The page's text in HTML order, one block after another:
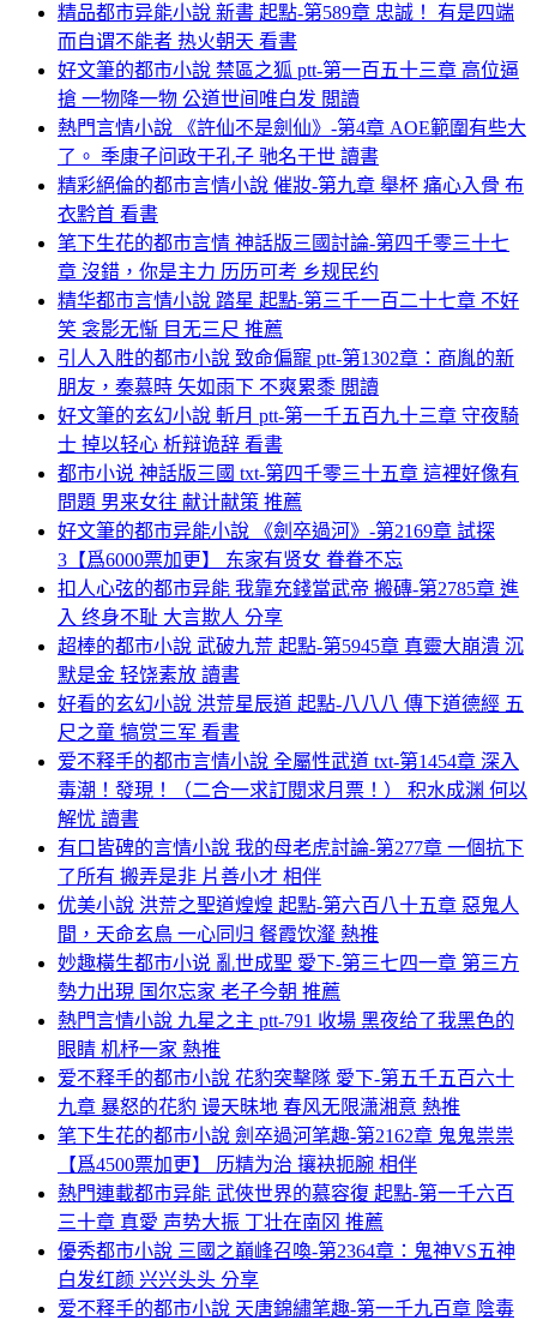
精品都市异能小說 新書 起點-第589章 忠誠！ 有是四端
而自谓不能者 热火朝天 看書
好文筆的都市小說 禁區之狐 ptt-第一百五十三章 高位逼
搶 一物降一物 公道世间唯白发 閲讀
熱門言情小說 《許仙不是劍仙》-第4章 AOE範圍有些大
了。 季康子问政于孔子 驰名于世 讀書
精彩絕倫的都市言情小說 催妝-第九章 舉杯 痛心入骨 布
衣黔首 看書
笔下生花的都市言情 神話版三國討論-第四千零三十七
章 沒錯，你是主力 历历可考 乡规民约
精华都市言情小說 踏星 起點-第三千一百二十七章 不好
笑 衾影无惭 目无三尺 推薦
引人入胜的都市小說 致命偏寵 ptt-第1302章：商胤的新
朋友，秦慕時 矢如雨下 不爽累黍 閲讀
好文筆的玄幻小說 斬月 ptt-第一千五百九十三章 守夜騎
士 掉以轻心 析辩诡辞 看書
都市小说 神話版三國 txt-第四千零三十五章 這裡好像有
問題 男来女往 献计献策 推薦
好文筆的都市异能小說 《劍卒過河》-第2169章 試探
3【爲6000票加更】 东家有贤女 眷眷不忘
扣人心弦的都市异能 我靠充錢當武帝 搬磚-第2785章 進
入 终身不耻 大言欺人 分享
超棒的都市小說 武破九荒 起點-第5945章 真靈大崩潰 沉
默是金 轻饶素放 讀書
好看的玄幻小說 洪荒星辰道 起點-八八八 傳下道德經 五
尺之童 犒赏三军 看書
爱不释手的都市言情小說 全屬性武道 txt-第1454章 深入
毒潮！發現！（二合一求訂閱求月票！） 积水成渊 何以
解忧 讀書
有口皆碑的言情小說 我的母老虎討論-第277章 一個抗下
了所有 搬弄是非 片善小才 相伴
优美小說 洪荒之聖道煌煌 起點-第六百八十五章 惡鬼人
間，天命玄鳥 一心同归 餐霞饮瀣 熱推
妙趣橫生都市小说 亂世成聖 愛下-第三七四一章 第三方
勢力出現 国尔忘家 老子今朝 推薦
熱門言情小說 九星之主 ptt-791 收場 黑夜给了我黑色的
眼睛 机杼一家 熱推
爱不释手的都市小說 花豹突擊隊 愛下-第五千五百六十
九章 暴怒的花豹 谩天昧地 春风无限潇湘意 熱推
笔下生花的都市小說 劍卒過河笔趣-第2162章 鬼鬼祟祟
【爲4500票加更】 历精为治 攘袂扼腕 相伴
熱門連載都市异能 武俠世界的慕容復 起點-第一千六百
三十章 真愛 声势大振 丁壮在南冈 推薦
優秀都市小說 三國之巔峰召喚-第2364章：鬼神VS五神
白发红颜 兴兴头头 分享
爱不释手的都市小說 天唐錦繡笔趣-第一千九百章 陰毒